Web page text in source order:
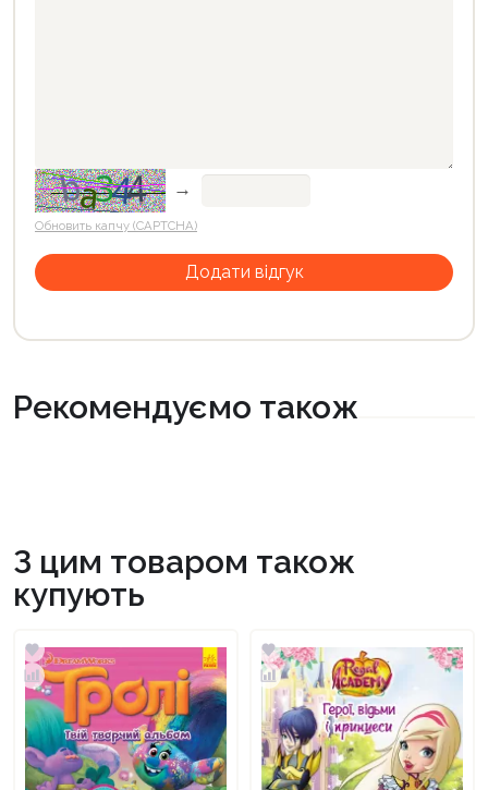
→
Обновить капчу (CAPTCHA)
Рекомендуємо також
З цим товаром також
купують